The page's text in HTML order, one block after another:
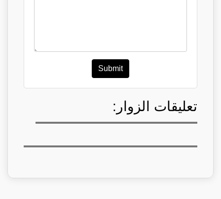
Submit
تعليقات الزوار: